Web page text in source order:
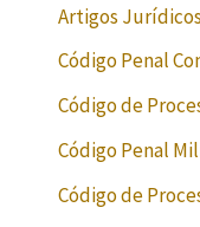
Artigos Jurídicos
Código Penal
Código de
Código Penal
Código de